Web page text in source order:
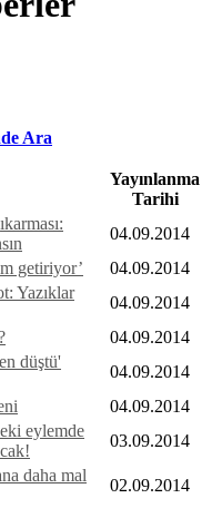
Ara
Yayınlanma
Tarihi
04.09.2014
getiriyor’
04.09.2014
Yazıklar
04.09.2014
04.09.2014
düştü'
04.09.2014
04.09.2014
eylemde
03.09.2014
daha mal
02.09.2014